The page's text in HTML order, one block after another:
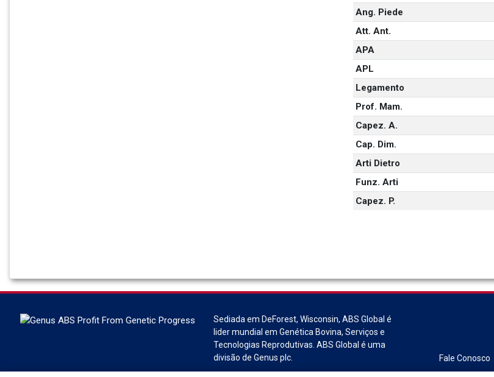
Ang. Piede
Att. Ant.
APA
APL
Legamento
Prof. Mam.
Capez. A.
Cap. Dim.
Arti Dietro
Funz. Arti
Capez. P.
Sediada em DeForest, Wisconsin, ABS Global é
lider mundial em Genética Bovina, Serviços e
Tecnologias Reprodutivas. ABS Global é uma
divisão de Genus plc.
Fale Conosco